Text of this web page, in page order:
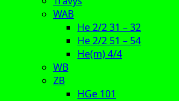
WAB
He 2/2 31 – 32
He 2/2 51 – 54
He(m) 4/4
WB
ZB
HGe 101